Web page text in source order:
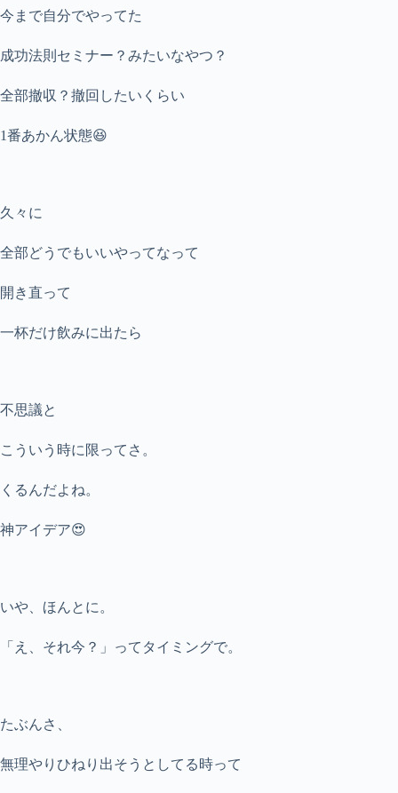
今まで自分でやってた
成功法則セミナー？みたいなやつ？
全部撤収？撤回したいくらい
1番あかん状態😆
久々に
全部どうでもいいやってなって
開き直って
一杯だけ飲みに出たら
不思議と
こういう時に限ってさ。
くるんだよね。
神アイデア😍
いや、ほんとに。
「え、それ今？」ってタイミングで。
たぶんさ、
無理やりひねり出そうとしてる時って